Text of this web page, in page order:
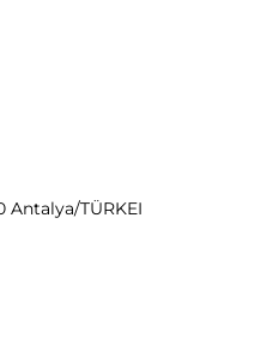
Antalya/TÜRKEI